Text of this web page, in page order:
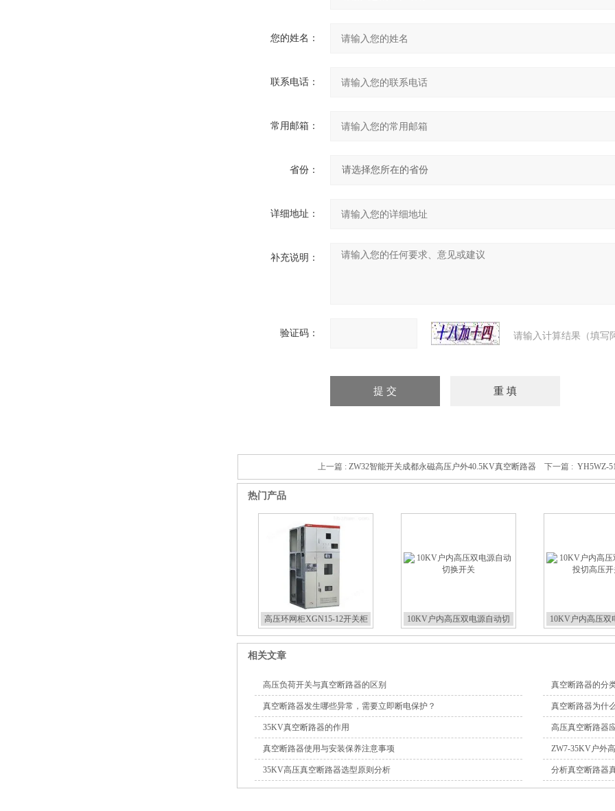
您的姓名：
联系电话：
常用邮箱：
省份：
详细地址：
补充说明：
验证码： 请输入计算结果（填写
上一篇 : ZW32智能开关成都永磁高压户外40.5KV真空断路器 下一篇 : YH5WZ-
热门产品
高压环网柜XGN15-12开关柜
10KV户内高压双电源自动切
10KV户内高压双
相关文章
高压负荷开关与真空断路器的区别 真空断路器的分
真空断路器发生哪些异常，需要立即断电保护？ 真空断路器为什
35KV真空断路器的作用 高压真空断路器
真空断路器使用与安装保养注意事项 ZW7-35KV户外
35KV高压真空断路器选型原则分析 分析真空断路器